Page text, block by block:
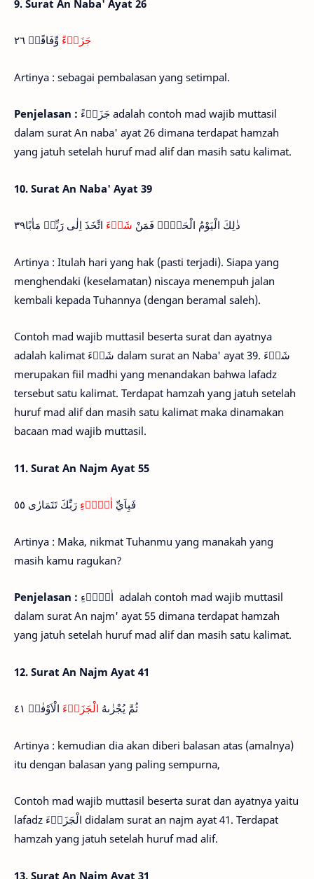
9. Surat An Naba' Ayat 26
جَزَاۤءً وِّفَاقًاۗ ٢٦
Artinya : sebagai pembalasan yang setimpal.
Penjelasan : جَزَاۤءً adalah contoh mad wajib muttasil
dalam surat An naba' ayat 26 dimana terdapat hamzah
yang jatuh setelah huruf mad alif dan masih satu kalimat.
10. Surat An Naba' Ayat 39
ذٰلِكَ الْيَوْمُ الْحَقُّۚ فَمَنْ شَاۤءَ اتَّخَذَ اِلٰى رَبِّهٖ مَاٰبًا٣٩
Artinya : Itulah hari yang hak (pasti terjadi). Siapa yang
menghendaki (keselamatan) niscaya menempuh jalan
kembali kepada Tuhannya (dengan beramal saleh).
Contoh mad wajib muttasil beserta surat dan ayatnya
adalah kalimat شَاۤءَ dalam surat an Naba' ayat 39. شَاۤءَ
merupakan fiil madhi yang menandakan bahwa lafadz
tersebut satu kalimat. Terdapat hamzah yang jatuh setelah
huruf mad alif dan masih satu kalimat maka dinamakan
bacaan mad wajib muttasil.
11. Surat An Najm Ayat 55
فَبِاَيِّ اٰلَاۤءِ رَبِّكَ تَتَمَارٰى ٥٥
Artinya : Maka, nikmat Tuhanmu yang manakah yang
masih kamu ragukan?
Penjelasan : اٰلَاۤءِ adalah contoh mad wajib muttasil
dalam surat An najm' ayat 55 dimana terdapat hamzah
yang jatuh setelah huruf mad alif dan masih satu kalimat.
12. Surat An Najm Ayat 41
ثُمَّ يُجْزٰىهُ الْجَزَاۤءَ الْاَوْفٰىۙ ٤١
Artinya : kemudian dia akan diberi balasan atas (amalnya)
itu dengan balasan yang paling sempurna,
Contoh mad wajib muttasil beserta surat dan ayatnya yaitu
lafadz الْجَزَاۤءَ didalam surat an najm ayat 41. Terdapat
hamzah yang jatuh setelah huruf mad alif.
13. Surat An Najm Ayat 31